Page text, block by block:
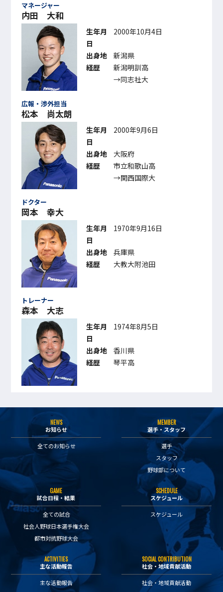
マネージャー
内田 大和
生年月
日
2000年10月4日
出身地
新潟県
経歴
新潟明訓高
→同志社大
広報・渉外担当
松本 尚太朗
生年月
日
2000年9月6日
出身地
大阪府
経歴
市立和歌山高
→関西国際大
ドクター
岡本 幸大
生年月
日
1970年9月16日
出身地
兵庫県
経歴
大教大附池田
トレーナー
森本 大志
生年月
日
1974年8月5日
出身地
香川県
経歴
琴平高
NEWS
お知らせ
全てのお知らせ
MEMBER
選手・スタッフ
選手
スタッフ
野球部について
GAME
試合日程・結果
全ての試合
社会人野球日本選手権大会
都市対抗野球大会
SCHEDULE
スケジュール
スケジュール
ACTIVITIES
主な活動報告
主な活動報告
SOCIAL CONTRIBUTION
社会・地域貢献活動
社会・地域貢献活動